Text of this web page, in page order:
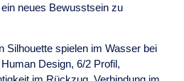
neues Bewusstsein zu